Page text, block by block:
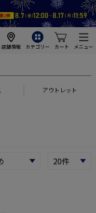
店舗情報 カテゴリー カート メニュー
アウトレット